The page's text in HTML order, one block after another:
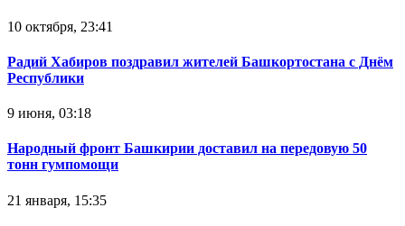
10 октября, 23:41
Радий Хабиров поздравил жителей Башкортостана с Днём
Республики
9 июня, 03:18
Народный фронт Башкирии доставил на передовую 50
тонн гумпомощи
21 января, 15:35